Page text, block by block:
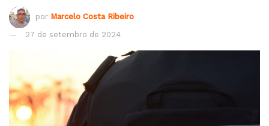
por Marcelo Costa Ribeiro
27 de setembro de 2024